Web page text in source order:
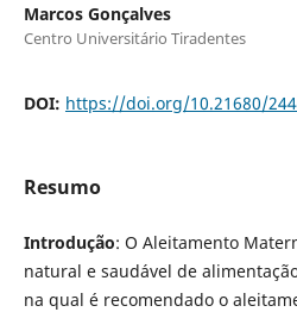
Marcos Gonçalves
Centro Universitário Tiradentes
DOI: https://doi.org/10.21680/
Resumo
Introdução: O Aleitamento
natural e saudável de
na qual é recomendado o